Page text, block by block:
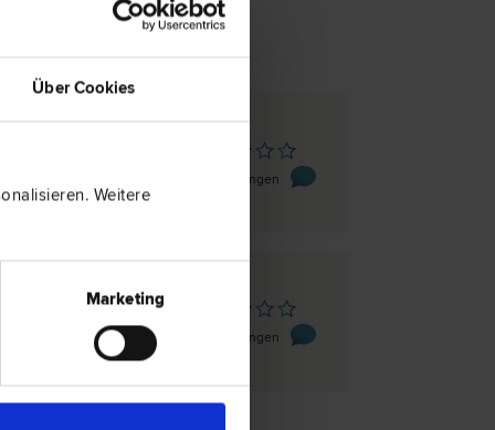
Über Cookies
Weitere
Marketing
0 Bewertungen
0 Bewertungen